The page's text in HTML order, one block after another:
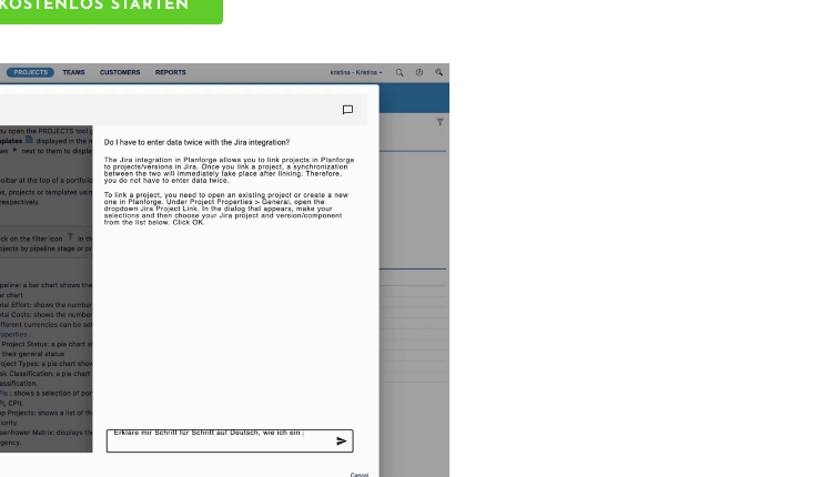
KOSTENLOS STARTEN